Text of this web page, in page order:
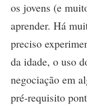
os jovens (e
aprender. Há
preciso
da idade, o uso
negociação em
pré-requisito